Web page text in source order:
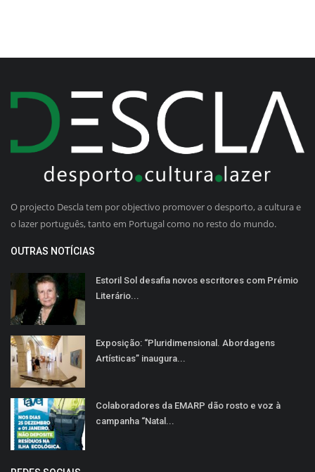
O projecto Descla tem por objectivo promover o desporto, a cultura e
o lazer português, tanto em Portugal como no resto do mundo.
OUTRAS NOTÍCIAS
Estoril Sol desafia novos escritores com Prémio
Literário...
Exposição: “Pluridimensional. Abordagens
Artísticas” inaugura...
Colaboradores da EMARP dão rosto e voz à
campanha “Natal...